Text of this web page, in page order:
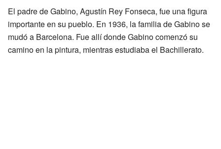
El padre de Gabino, Agustín Rey Fonseca, fue una figura
importante en su pueblo. En 1936, la familia de Gabino se
mudó a Barcelona. Fue allí donde Gabino comenzó su
camino en la pintura, mientras estudiaba el Bachillerato.